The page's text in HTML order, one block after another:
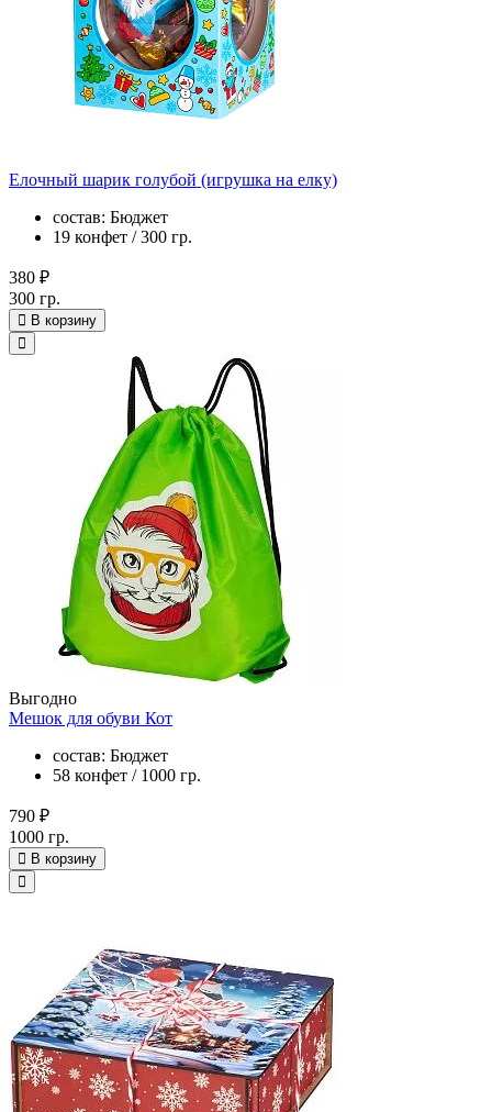
Елочный шарик голубой (игрушка на елку)
состав: Бюджет
19 конфет / 300 гр.
380 ₽
300 гр.
В корзину
Выгодно
Мешок для обуви Кот
состав: Бюджет
58 конфет / 1000 гр.
790 ₽
1000 гр.
В корзину